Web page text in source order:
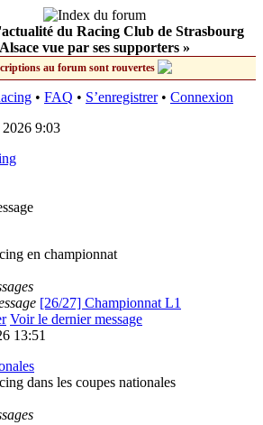
du Racing Club de Strasbourg
Alsace vue par ses supporters »
au forum sont rouvertes
• FAQ • S’enregistrer• Connexion
2026 9:03
en championnat
[26/27] Championnat L1
Voir le dernier message
13:51
dans les coupes nationales